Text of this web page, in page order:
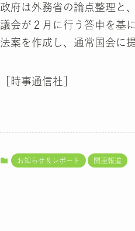
政府は外務省の論点整理と
議会が２月に行う答申を基
法案を作成し、通常国会に提
［時事通信社］
お知らせ＆レポート 関連報道